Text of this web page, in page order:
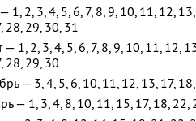
1, 2, 3, 4, 5, 6, 7, 8, 9, 10, 11, 12,
28, 29, 30, 31
— 1, 2, 3, 4, 5, 6, 7, 8, 9, 10, 11, 12,
28, 29, 30
— 3, 4, 5, 6, 10, 11, 12, 13, 17,
— 1, 3, 4, 8, 10, 11, 15, 17, 18, 22,